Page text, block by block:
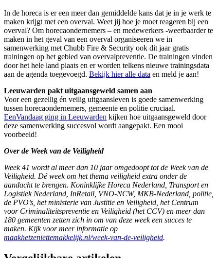
In de horeca is er een meer dan gemiddelde kans dat je in je werk te
maken krijgt met een overval. Weet jij hoe je moet reageren bij een
overval? Om horecaondernemers – en medewerkers -weerbaarder te
maken in het geval van een overval organiseeren we in
samenwerking met Chubb Fire & Security ook dit jaar gratis
trainingen op het gebied van overvalpreventie. De trainingen vinden
door het hele land plaats en er worden telkens nieuwe trainingsdata
aan de agenda toegevoegd. Bekijk hier alle data en meld je aan!
Leeuwarden pakt uitgaansgeweld samen aan
Voor een gezellig én veilig uitgaansleven is goede samenwerking
tussen horecaondernemers, gemeente en politie cruciaal.
EenVandaag ging in Leeuwarden kijken hoe uitgaansgeweld door
deze samenwerking succesvol wordt aangepakt. Een mooi
voorbeeld!
Over de Week van de Veiligheid
Week 41 wordt al meer dan 10 jaar omgedoopt tot de Week van de
Veiligheid. Dé week om het thema veiligheid extra onder de
aandacht te brengen. Koninklijke Horeca Nederland, Transport en
Logistiek Nederland, InRetail, VNO-NCW, MKB-Nederland, politie,
de PVO’s, het ministerie van Justitie en Veiligheid, het Centrum
voor Criminaliteitspreventie en Veiligheid (het CCV) en meer dan
180 gemeenten zetten zich in om van deze week een succes te
maken. Kijk voor meer informatie op
maakhetzeniettemakkelijk.nl/week-van-de-veiligheid.